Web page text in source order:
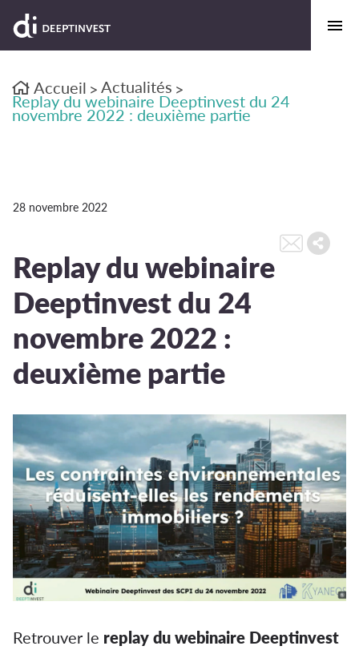
Accueil > Actualités >
Replay du webinaire Deeptinvest du 24
novembre 2022 : deuxième partie
28 novembre 2022
Replay du webinaire
Deeptinvest du 24
novembre 2022 :
deuxième partie
Retrouver le replay du webinaire Deeptinvest